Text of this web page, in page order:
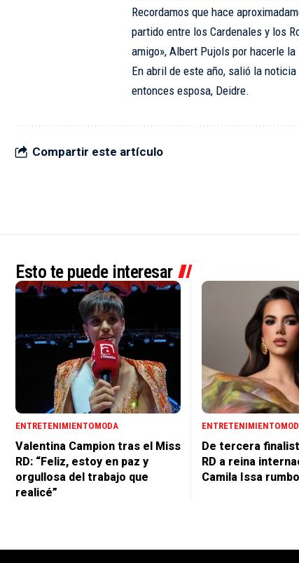
Recordamos que hace
partido entre los Cardenales y los
amigo», Albert Pujols por hacerle
En abril de este año, salió la
entonces esposa, Deidre.
Compartir este artículo
Esto te puede interesar
ENTRETENIMIENTOMODA
Valentina Campion tras el Miss
RD: “Feliz, estoy en paz y
orgullosa del trabajo que
realicé”
ENTRETENIMIENTO
De tercera
RD a reina
Camila Issa